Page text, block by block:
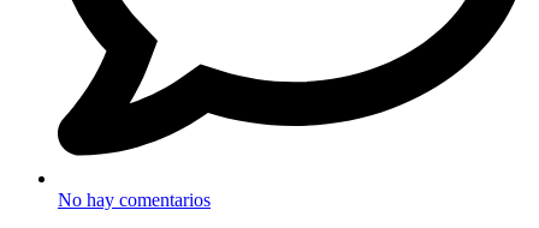
No hay comentarios